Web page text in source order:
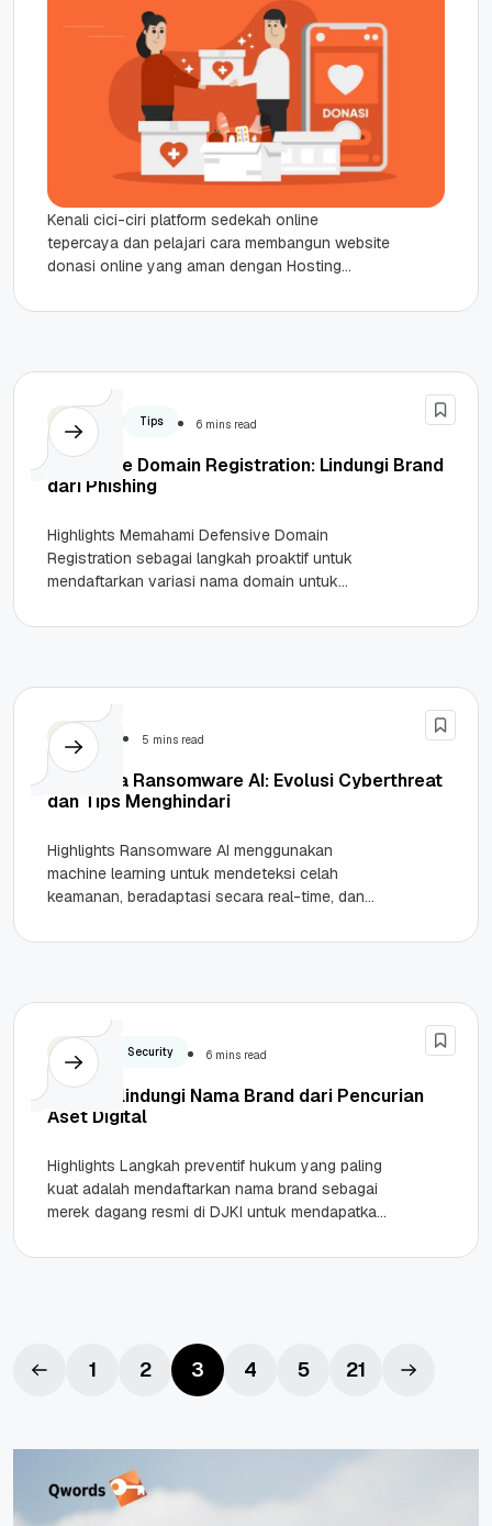
Kenali cici-ciri platform sedekah online
tepercaya dan pelajari cara membangun website
donasi online yang aman dengan Hosting
Daftar situs...
Security Tips 6 mins read
Defensive Domain Registration: Lindungi Brand
dari Phishing
Highlights Memahami Defensive Domain
Registration sebagai langkah proaktif untuk
mendaftarkan variasi nama domain untuk
Melindungi reputasi brand dari ancaman
Security 5 mins read
Waspada Ransomware AI: Evolusi Cyberthreat
dan Tips Menghindari
Highlights Ransomware AI menggunakan
machine learning untuk mendeteksi celah
keamanan, beradaptasi secara real-time, dan
metode tradisional. Evolusi serangan...
Bisnis Security 6 mins read
Cara Melindungi Nama Brand dari Pencurian
Aset Digital
Highlights Langkah preventif hukum yang paling
kuat adalah mendaftarkan nama brand sebagai
merek dagang resmi di DJKI untuk mendapatkan
dengan...
1 2 3 4 5 21